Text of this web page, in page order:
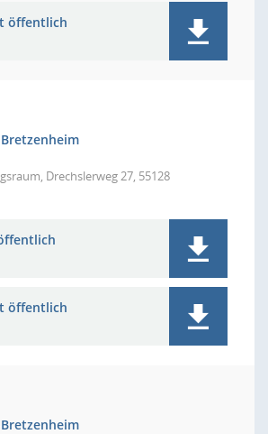
öffentlich
Drechslerweg 27, 55128
öffentlich